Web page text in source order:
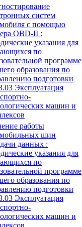
систем
с помощью
OBD-II :
указания для
по
программе
образования по
подготовки
Эксплуатация
машин и
работы
шин
данных :
указания для
по
программе
образования по
подготовки
Эксплуатация
машин и